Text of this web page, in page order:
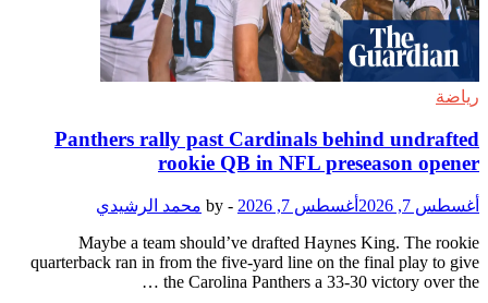
رياضة
Panthers rally past Cardinals behind undrafted
rookie QB in NFL preseason opener
أغسطس 7, 2026 أغسطس 7, 2026 -
by محمد الرشيدي
Maybe a team should’ve drafted Haynes King. The rookie
quarterback ran in from the five-yard line on the final play to give
the Carolina Panthers a 33-30 victory over the …